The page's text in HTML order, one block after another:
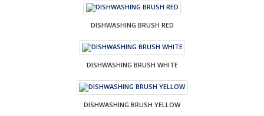
DISHWASHING BRUSH RED
DISHWASHING BRUSH WHITE
DISHWASHING BRUSH YELLOW